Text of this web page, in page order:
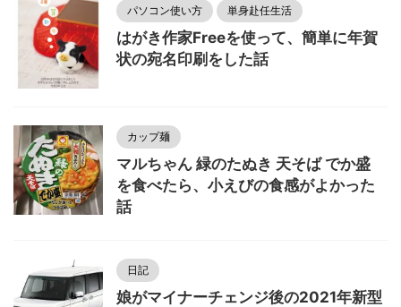
パソコン使い方 単身赴任生活
はがき作家Freeを使って、簡単に年賀
状の宛名印刷をした話
カップ麺
マルちゃん 緑のたぬき 天そば でか盛
を食べたら、小えびの食感がよかった
話
日記
娘がマイナーチェンジ後の2021年新型